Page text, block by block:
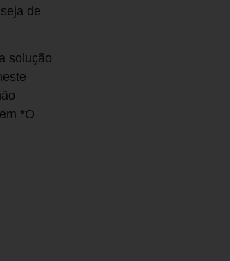
de
solução
*O